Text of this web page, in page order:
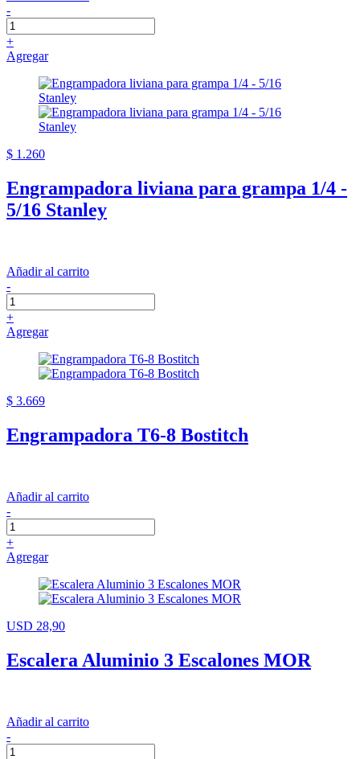
-
+
Agregar
$ 1.260
Engrampadora liviana para grampa 1/4 -
5/16 Stanley
Añadir al carrito
-
+
Agregar
$ 3.669
Engrampadora T6-8 Bostitch
Añadir al carrito
-
+
Agregar
USD 28,90
Escalera Aluminio 3 Escalones MOR
Añadir al carrito
-